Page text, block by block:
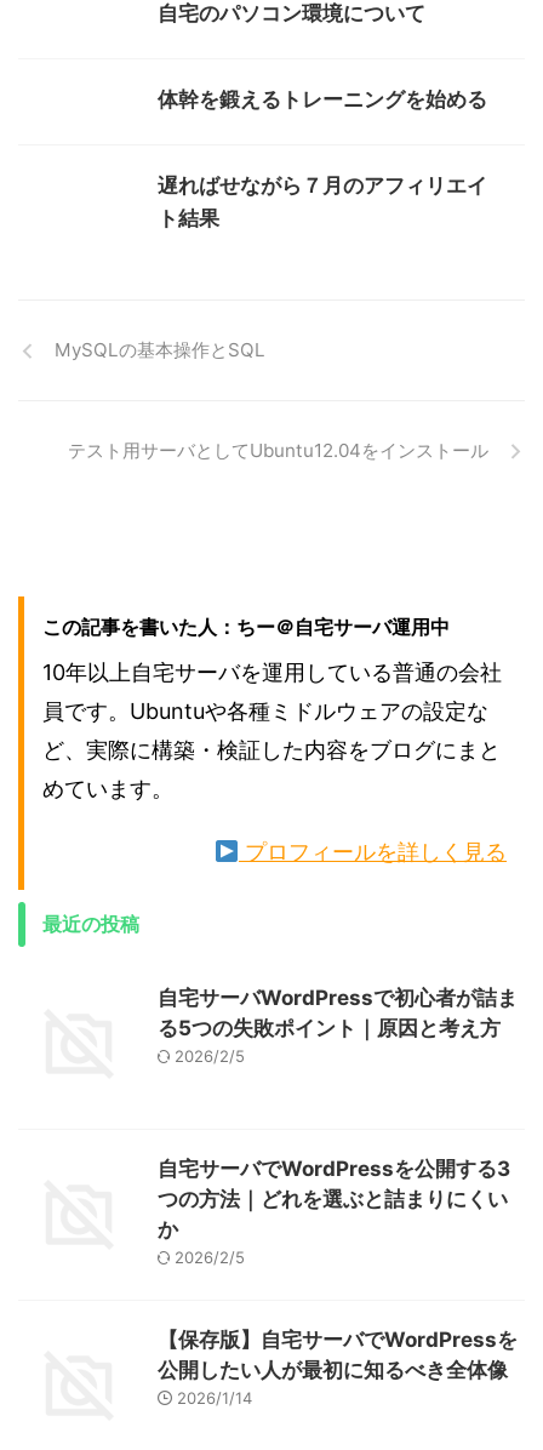
自宅のパソコン環境について
体幹を鍛えるトレーニングを始める
遅ればせながら７月のアフィリエイ
ト結果
MySQLの基本操作とSQL
テスト用サーバとしてUbuntu12.04をインストール
この記事を書いた人：ちー＠自宅サーバ運用中
10年以上自宅サーバを運用している普通の会社
員です。Ubuntuや各種ミドルウェアの設定な
ど、実際に構築・検証した内容をブログにまと
めています。
プロフィールを詳しく見る
最近の投稿
自宅サーバWordPressで初心者が詰ま
る5つの失敗ポイント｜原因と考え方
2026/2/5
自宅サーバでWordPressを公開する3
つの方法｜どれを選ぶと詰まりにくい
か
2026/2/5
【保存版】自宅サーバでWordPressを
公開したい人が最初に知るべき全体像
2026/1/14